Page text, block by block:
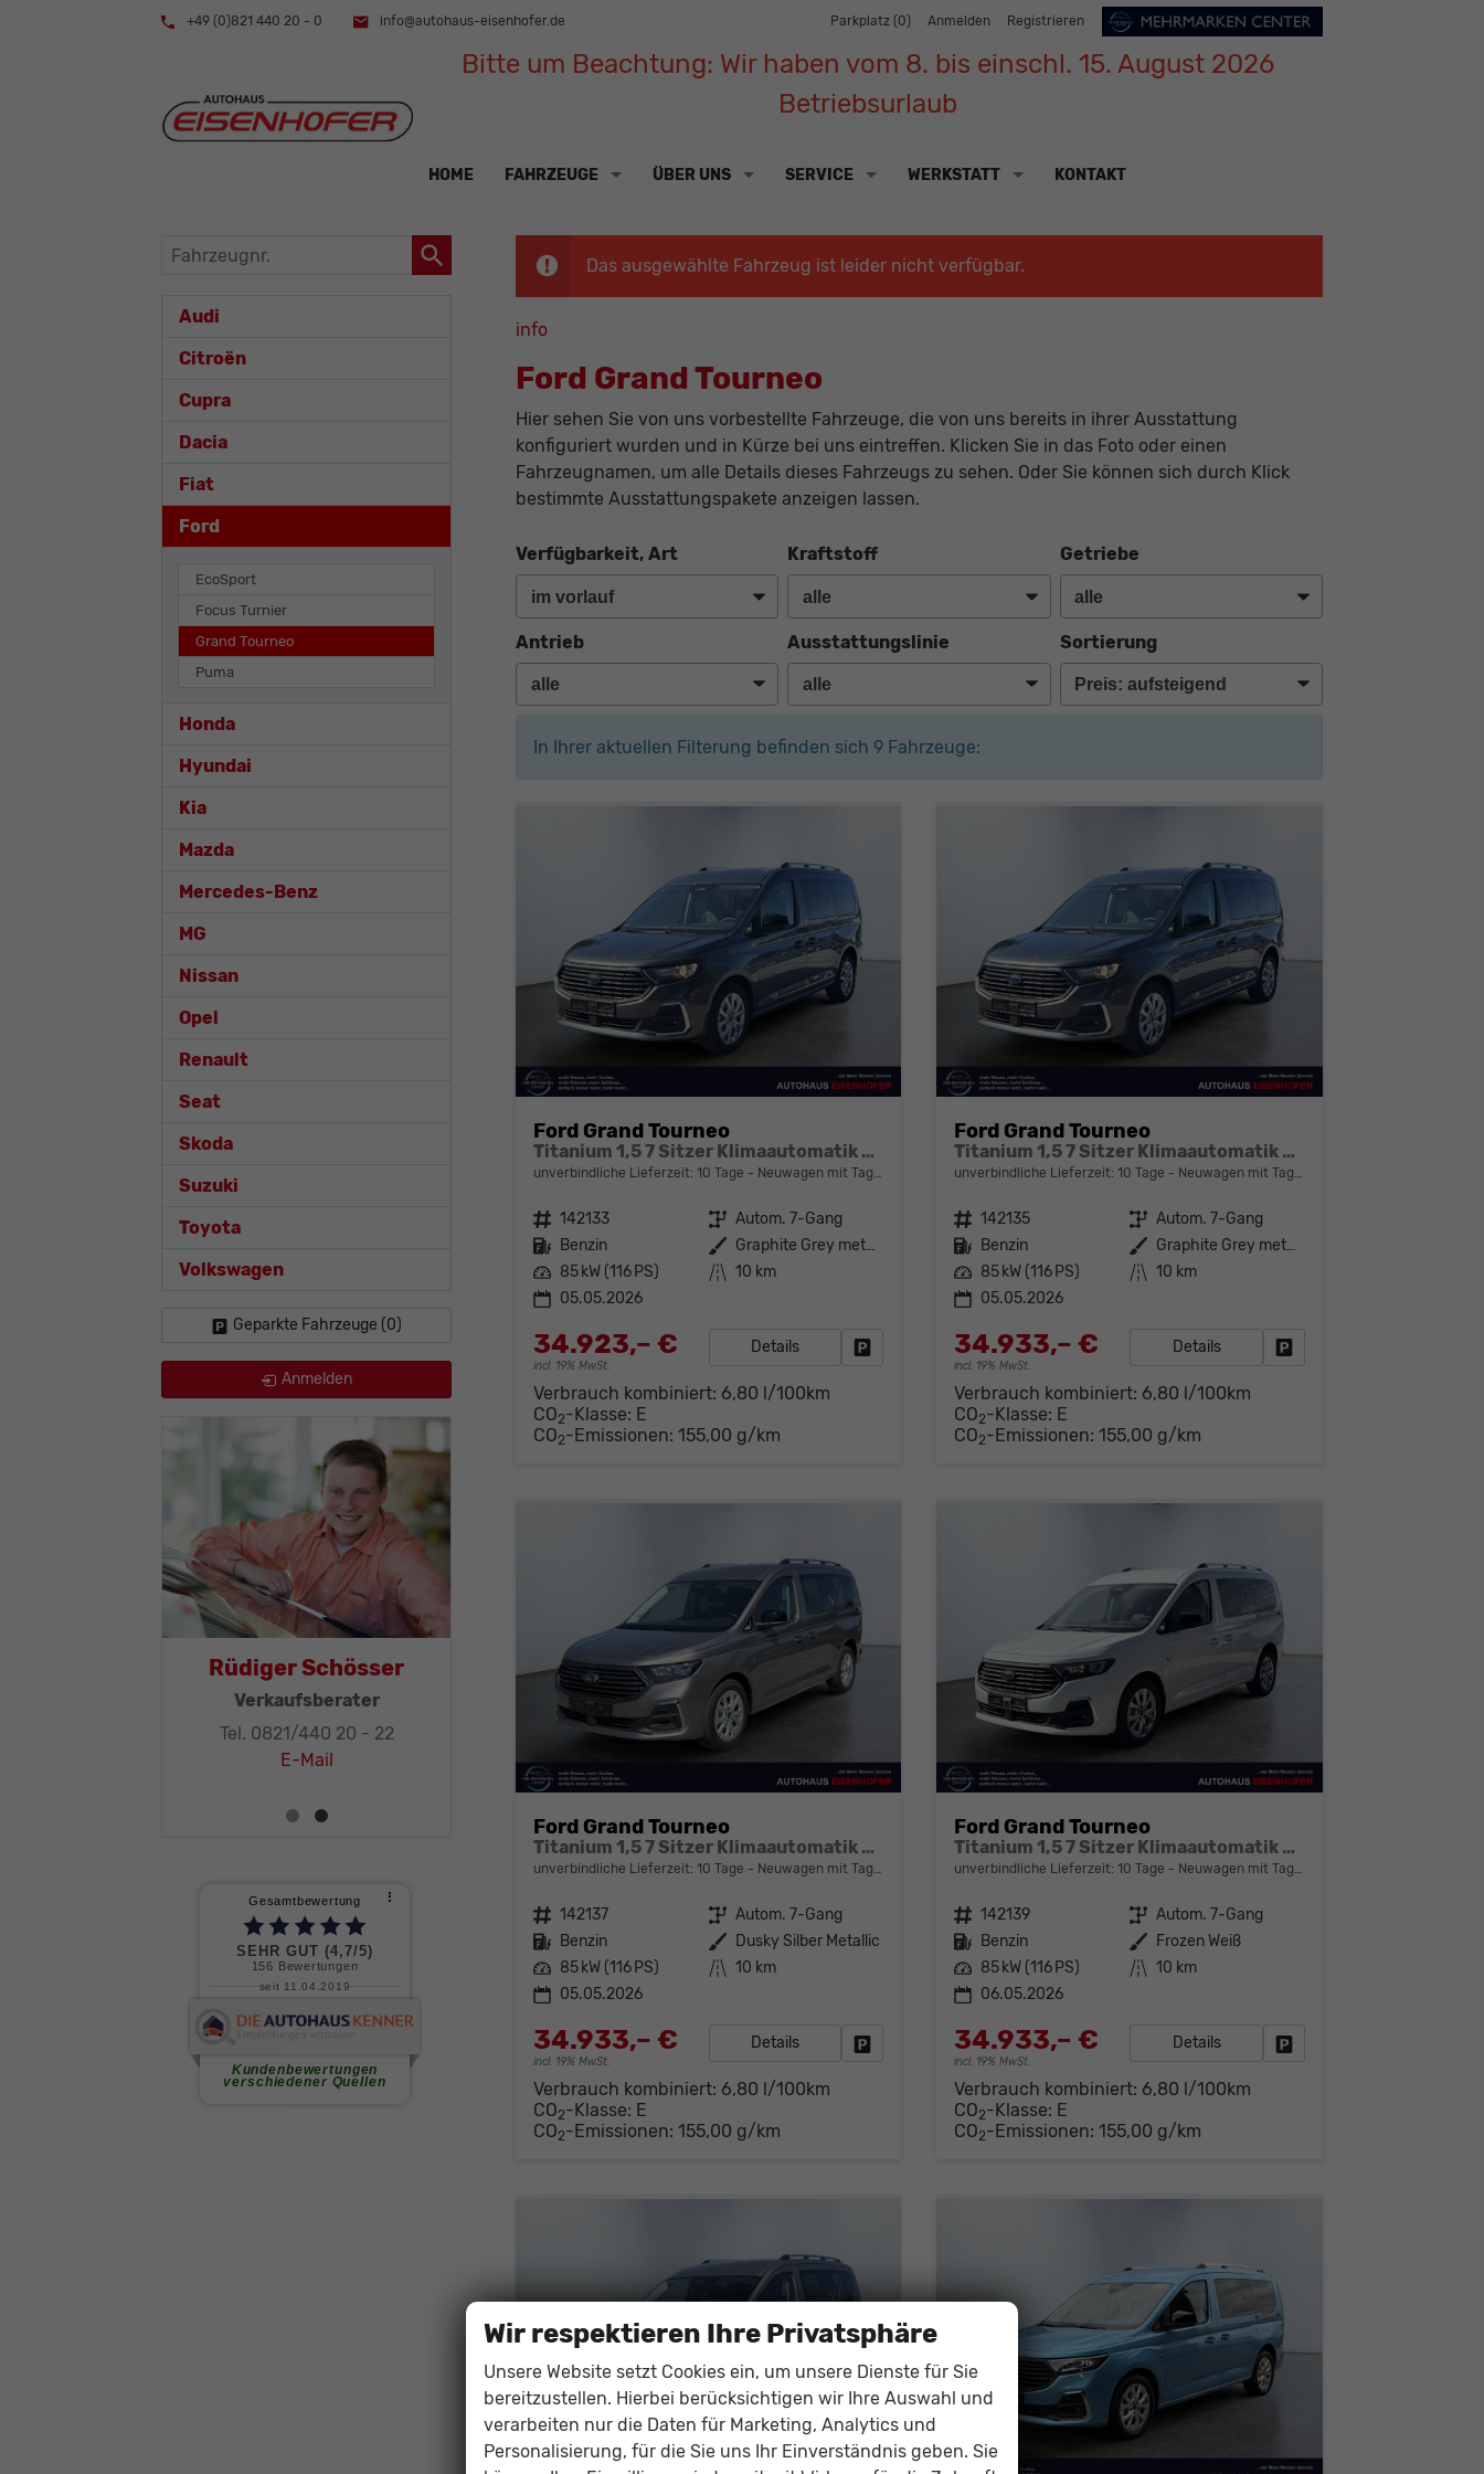
+49 (0)821 440 20 - 0 info@autohaus-eisenhofer.de Parkplatz (0) Anmelden Registrieren
Bitte um Beachtung: Wir haben vom 8. bis einschl. 15. August 2026
Betriebsurlaub
HOME FAHRZEUGE ÜBER UNS SERVICE WERKSTATT KONTAKT
Das ausgewählte Fahrzeug ist leider nicht verfügbar.
info
Ford Grand Tourneo
Hier sehen Sie von uns vorbestellte Fahrzeuge, die von uns bereits in ihrer Ausstattung
konfiguriert wurden und in Kürze bei uns eintreffen. Klicken Sie in das Foto oder einen
Fahrzeugnamen, um alle Details dieses Fahrzeugs zu sehen. Oder Sie können sich durch Klick
bestimmte Ausstattungspakete anzeigen lassen.
Verfügbarkeit, Art Kraftstoff Getriebe
Antrieb Ausstattungslinie Sortierung
In Ihrer aktuellen Filterung befinden sich 9Fahrzeuge:
Ford Grand Tourneo
Titanium 1,5 7 Sitzer Klimaautomatik Anhängerkupplung Sitzheizung Einparkhilfe Kamera 17 Zoll Leichtmetall ACC
unverbindliche Lieferzeit: 10 Tage Neuwagen mit Tageszulassung
Fahrzeugnr. 142133 Getriebe Autom. 7-Gang
Kraftstoff Benzin Außenfarbe
Graphite Grey metallic
Leistung 85 kW (116 PS) Kilometerstand 10 km
05.05.2026
34.923,– €
incl. 19% MwSt.
Details Fahrzeug parken
Verbrauch kombiniert: 6,80 l/100km
CO2-Klasse: E
CO2-Emissionen: 155,00 g/km
Ford Grand Tourneo
Titanium 1,5 7 Sitzer Klimaautomatik Anhängerkupplung Sitzheizung Einparkhilfe Kamera 17 Zoll Leichtmetall ACC
unverbindliche Lieferzeit:10 Tage Neuwagen mit Tageszulassung
Fahrzeugnr. 142135 Getriebe Autom. 7-Gang
Kraftstoff Benzin Außenfarbe
Graphite Grey metallic
Leistung 85 kW (116 PS) Kilometerstand 10 km
05.05.2026
34.933,– €
incl. 19% MwSt.
Details
Verbrauch kombiniert: 6,80 l/100km
CO2-Klasse: E
CO2-Emissionen:155,00 g/km
Ford Grand Tourneo
Titanium 1,5 7 Sitzer Klimaautomatik Anhängerkupplung Sitzheizung Einparkhilfe Kamera 17 Zoll Leichtmetall ACC
unverbindliche Lieferzeit: 10 Tage Neuwagen mit Tageszulassung
Fahrzeugnr. 142137 Getriebe Autom. 7-Gang
Kraftstoff Benzin Außenfarbe Dusky Silber Metallic
Leistung 85 kW (116 PS) Kilometerstand 10 km
05.05.2026
34.933,– €
incl. 19% MwSt.
Details Fahrzeug parken
Verbrauch kombiniert: 6,80 l/100km
CO2-Klasse: E
CO2-Emissionen: 155,00 g/km
Ford Grand Tourneo
Titanium 1,5 7 Sitzer Klimaautomatik Anhängerkupplung Sitzheizung Einparkhilfe Kamera 17 Zoll Leichtmetall ACC
unverbindliche Lieferzeit:10 Tage Neuwagen mit Tageszulassung
Fahrzeugnr. 142139 Getriebe Autom. 7-Gang
Kraftstoff Benzin Außenfarbe Frozen Weiß
Leistung 85 kW (116 PS) Kilometerstand 10 km
06.05.2026
34.933,– €
incl. 19% MwSt.
Details
Verbrauch kombiniert: 6,80 l/100km
CO2-Klasse: E
CO2-Emissionen:155,00 g/km
Fahrzeugnr.
Audi
Citroën
Cupra
Dacia
Fiat
Ford
EcoSport
Focus Turnier
Grand Tourneo
Puma
Honda
Hyundai
Kia
Mazda
Mercedes-Benz
MG
Nissan
Opel
Renault
Seat
Skoda
Suzuki
Toyota
Volkswagen
Geparkte Fahrzeuge (0)
Anmelden
Rüdiger Schösser
Verkaufsberater
Tel. 0821/440 20 - 22
E-Mail
Wir respektieren Ihre Privatsphäre
Unsere Website setzt Cookies ein, um unsere Dienste für Sie
bereitzustellen. Hierbei berücksichtigen wir Ihre Auswahl und
verarbeiten nur die Daten für Marketing, Analytics und
Personalisierung, für die Sie uns Ihr Einverständnis geben. Sie